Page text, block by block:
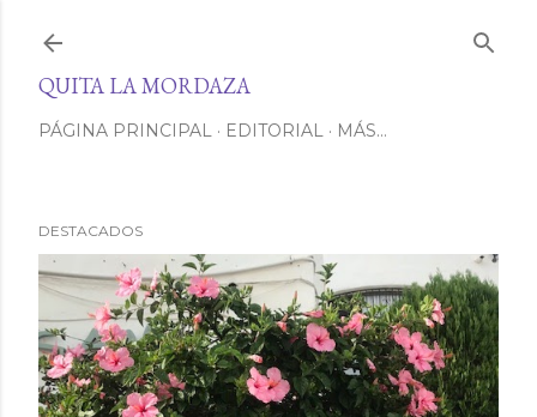
QUITA LA MORDAZA
PÁGINA PRINCIPAL EDITORIAL MÁS…
DESTACADOS